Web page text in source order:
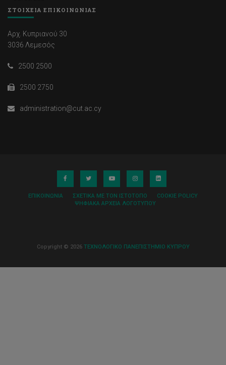
ΣΤΟΙΧΕΙΑ ΕΠΙΚΟΙΝΩΝΙΑΣ
Αρχ. Κυπριανού 30
3036 Λεμεσός
2500 2500
2500 2750
administration@cut.ac.cy
ΕΠΙΚΟΙΝΩΝΊΑ ΣΧΕΤΙΚΆ ΜΕ ΤΟΝ ΙΣΤΌΤΟΠΟ
COOKIE POLICY
ΨΗΦΙΑΚΆ ΑΡΧΕΊΑ ΛΟΓΌΤΥΠΟΥ
Copyright © 2026 ΤΕΧΝΟΛΟΓΙΚΟ ΠΑΝΕΠΙΣΤΗΜΙΟ ΚΥΠΡΟΥ